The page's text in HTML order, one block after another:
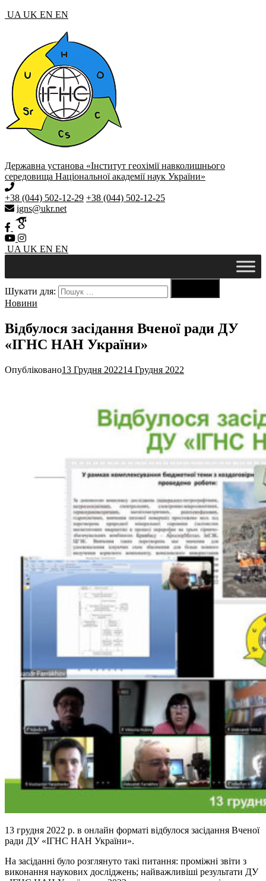
UA UK EN EN
Державна установа «Інститут геохімії навколишнього
середовища Національної академії наук України»
+38 (044) 502-12-29 +38 (044) 502-12-25
igns@ukr.net
UA UK EN EN
Шукати для:
Новини
Відбулося засідання Вченої ради ДУ
«ІГНС НАН України»
Опубліковано13 Грудня 202214 Грудня 2022
13 грудня 2022 р. в онлайн форматі відбулося засідання Вченої
ради ДУ «ІГНС НАН України».
На засіданні було розглянуто такі питання: проміжні звіти з
виконання наукових досліджень; найважливіші результати ДУ